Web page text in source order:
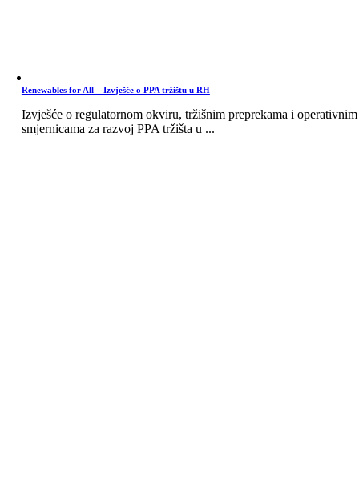
Renewables for All – Izvješće o PPA tržištu u RH
Izvješće o regulatornom okviru, tržišnim preprekama i operativnim
smjernicama za razvoj PPA tržišta u ...